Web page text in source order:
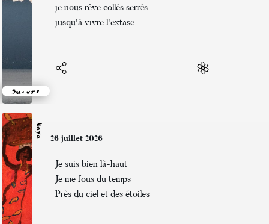
Suivre
je nous rêve collés serrés
jusqu'à vivre l'extase
Naya 26 juillet 2026
Je suis bien là-haut
Je me fous du temps
Près du ciel et des étoiles